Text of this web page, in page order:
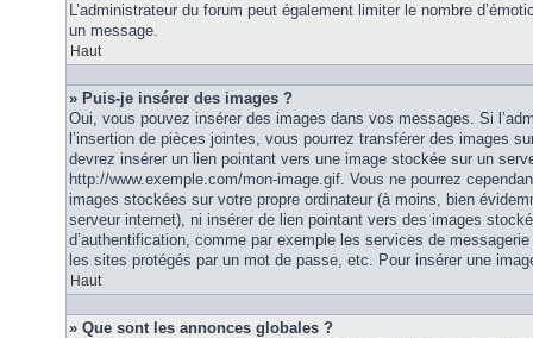
L’administrateur du forum peut également limiter le nombre
un message.
Haut
» Puis-je insérer des images ?
Oui, vous pouvez insérer des images dans vos messages. Si
l’insertion de pièces jointes, vous pourrez transférer des images
devrez insérer un lien pointant vers une image stockée sur un
http://www.exemple.com/mon-image.gif. Vous ne pourrez
images stockées sur votre propre ordinateur (à moins, bien
serveur internet), ni insérer de lien pointant vers des images
d’authentification, comme par exemple les services de
les sites protégés par un mot de passe, etc. Pour insérer une
Haut
» Que sont les annonces globales ?